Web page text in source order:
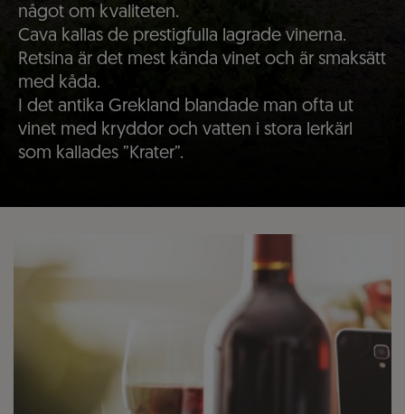
något om kvaliteten.
Cava kallas de prestigfulla lagrade vinerna.
Retsina är det mest kända vinet och är smaksätt
med kåda.
I det antika Grekland blandade man ofta ut
vinet med kryddor och vatten i stora lerkärl
som kallades ”Krater”.